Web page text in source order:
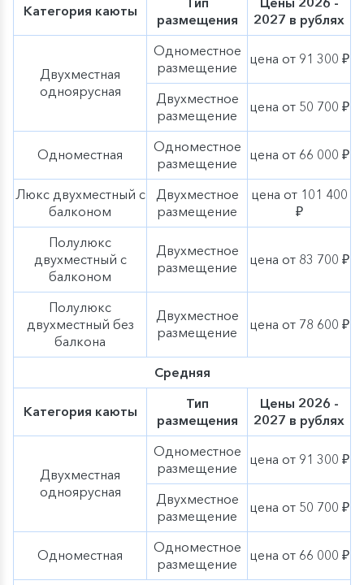
дополнительные элементы осеннего декора,
тематические мероприятия, экскурсии и сезонное
меню нашей оригинальной гастрономической
концепции «Родные берега». Ощутите
очарование
осени вместе с «ВодоходЪ»!
Категория каюты
размещения
2027 в рублях
Двухместная
одноярусная
Одноместное
размещение
цена от 91 300 ₽
Двухместное
размещение
цена от 50 700 ₽
Одноместная
Одноместное
размещение
цена от 66 000 ₽
Люкс двухместный с
балконом
Двухместное
размещение
цена от 101 400
₽
Полулюкс
двухместный с
балконом
Двухместное
размещение
цена от 83 700 ₽
Полулюкс
двухместный без
балкона
Двухместное
размещение
цена от 78 600 ₽
Средняя
Категория каюты
Тип
размещения
Цены 2026 -
2027 в рублях
Двухместная
одноярусная
Одноместное
размещение
цена от 91 300 ₽
Двухместное
размещение
цена от 50 700 ₽
Одноместная
Одноместное
размещение
цена от 66 000 ₽